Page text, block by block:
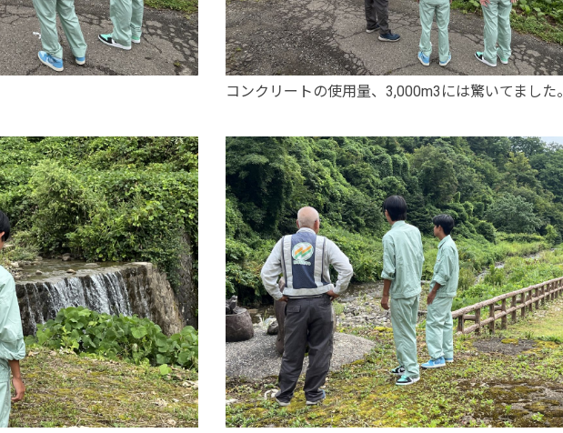
コンクリートの使用量、3,000m3には驚いてました。
採用メッセージ
野本組紹介MOVIE
新卒採用情報
一般採用 野本組
一般採用 アグリ事業部
社内制度・福利厚生
お問い合わせ